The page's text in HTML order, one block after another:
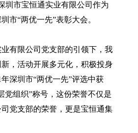
圳市宝恒通实业有限公司作为
市“两优一先”表彰大会。
有限公司党支部的引领下，我
，活动开展多元化，积极投身
深圳市“两优一先”评选中获
党组织”称号，这份荣誉不仅是
党支部的荣誉，更是宝恒通集